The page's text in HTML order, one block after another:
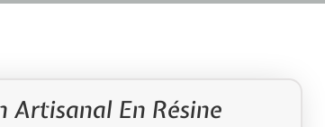
Artisanal En Résine